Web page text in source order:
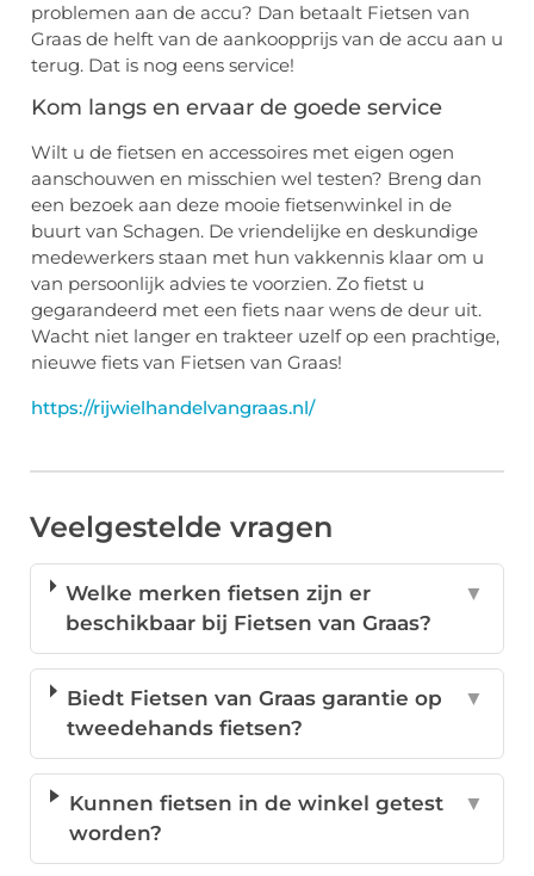
problemen aan de accu? Dan betaalt Fietsen van
Graas de helft van de aankoopprijs van de accu aan u
terug. Dat is nog eens service!
Kom langs en ervaar de goede service
Wilt u de fietsen en accessoires met eigen ogen
aanschouwen en misschien wel testen? Breng dan
een bezoek aan deze mooie fietsenwinkel in de
buurt van Schagen. De vriendelijke en deskundige
medewerkers staan met hun vakkennis klaar om u
van persoonlijk advies te voorzien. Zo fietst u
gegarandeerd met een fiets naar wens de deur uit.
Wacht niet langer en trakteer uzelf op een prachtige,
nieuwe fiets van Fietsen van Graas!
https://rijwielhandelvangraas.nl/
Veelgestelde vragen
Welke merken fietsen zijn er
beschikbaar bij Fietsen van Graas?
▼
Biedt Fietsen van Graas garantie op
tweedehands fietsen?
▼
Kunnen fietsen in de winkel getest
worden?
▼